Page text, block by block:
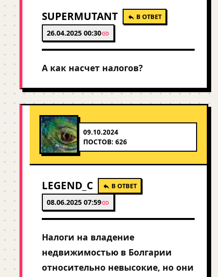
SUPERMUTANT В ОТВЕТ
26.04.2025 00:30
А как насчет налогов?
09.10.2024
ПОСТОВ: 626
LEGEND_C В ОТВЕТ
08.06.2025 07:59
Налоги на владение
недвижимостью в Болгарии
относительно невысокие, но они